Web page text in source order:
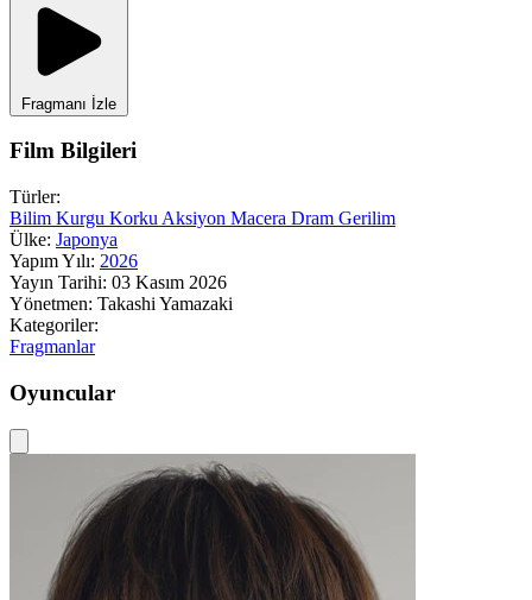
Fragmanı İzle
Film Bilgileri
Türler:
Bilim Kurgu Korku Aksiyon Macera Dram Gerilim
Ülke: Japonya
Yapım Yılı: 2026
Yayın Tarihi: 03 Kasım 2026
Yönetmen: Takashi Yamazaki
Kategoriler:
Fragmanlar
Oyuncular